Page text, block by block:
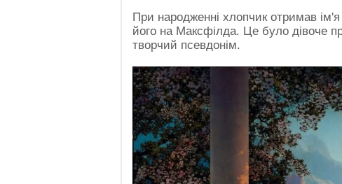
При народженні хлопчик отримав
його на Максфілда. Це було дівоче
творчий псевдонім.